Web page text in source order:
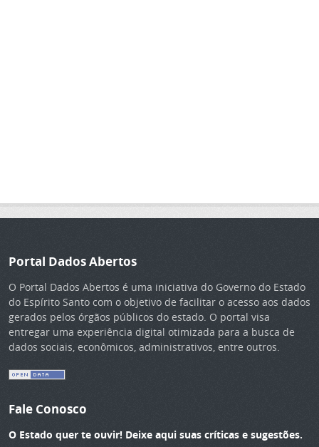
Portal Dados Abertos
O Portal Dados Abertos é uma iniciativa do Governo do Estado
do Espírito Santo com o objetivo de facilitar o acesso aos dados
gerados pelos órgãos públicos do estado. O portal visa
entregar uma experiência digital otimizada para a busca de
dados sociais, econômicos, administrativos, entre outros.
Fale Conosco
O Estado quer te ouvir! Deixe aqui suas críticas e sugestões.